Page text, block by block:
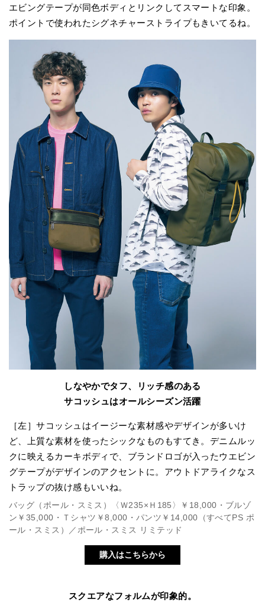
エビングテープが同色ボディとリンクしてスマートな印象。
ポイントで使われたシグネチャーストライプもきいてるね。
しなやかでタフ、リッチ感のある
サコッシュはオールシーズン活躍
［左］サコッシュはイージーな素材感やデザインが多いけ
ど、上質な素材を使ったシックなものもすてき。デニムルッ
クに映えるカーキボディで、ブランドロゴが入ったウエビン
グテープがデザインのアクセントに。アウトドアライクなス
トラップの抜け感もいいね。
バッグ（ポール・スミス）〈Ｗ235×Ｈ185〉￥18,000・ブルゾ
ン￥35,000・Ｔシャツ￥8,000・パンツ￥14,000（すべてPS ポ
ール・スミス）／ポール・スミス リミテッド
購入はこちらから
スクエアなフォルムが印象的。